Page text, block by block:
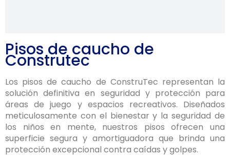
Pisos de caucho de
Construtec
Los pisos de caucho de ConstruTec representan la
solución definitiva en seguridad y protección para
áreas de juego y espacios recreativos. Diseñados
meticulosamente con el bienestar y la seguridad de
los niños en mente, nuestros pisos ofrecen una
superficie segura y amortiguadora que brinda una
protección excepcional contra caídas y golpes.